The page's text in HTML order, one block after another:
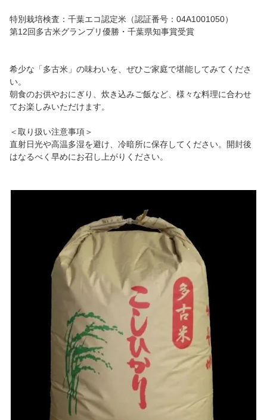
特別栽培検査：千葉エコ認定米（認証番号：04A1001050）
第12回多古米グランプリ優勝・千葉県知事賞受賞
希少な「多古米」の味わいを、ぜひご家庭で堪能してみてくださ
い。
朝食のお供やおにぎり、炊き込みご飯など、様々な料理に合わせ
てお楽しみいただけます。
＜取り扱い注意事項＞
直射日光や高温多湿を避け、冷暗所に保存してください。開封後
はなるべく早めにお召し上がりください。